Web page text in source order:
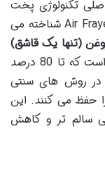
تکنولوژی پخت
در این دستگاه است. این روش، که به نام Air Frayer شناخته می
(تنها یک قاشق)
فراهم می کند. نتیجه این فرآیند، غذاهایی است که تا 80 درصد
روش های سنتی
حفظ می کنند. این
سالم تر و کاهش